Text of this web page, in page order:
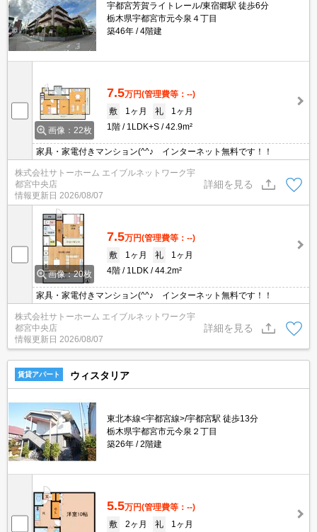
宇都宮芳賀ライトレール/東宿郷駅 徒歩6分
栃木県宇都宮市元今泉４丁目
築46年
4階建
画像：22枚
7.5万円(管理費等：--)
敷
1ヶ月 礼
1ヶ月
1階
1LDK+S 42.9m²
家具・家電付きマンション(^^♪ インターネット無料です！！
株式会社サトーホーム エイブルネットワーク宇
都宮中央店
情報更新日 2026/08/07
詳細を見る
画像：20枚
7.5万円(管理費等：--)
敷
1ヶ月 礼
1ヶ月
4階
1LDK 44.2m²
家具・家電付きマンション(^^♪ インターネット無料です！！
株式会社サトーホーム エイブルネットワーク宇
都宮中央店
情報更新日 2026/08/07
詳細を見る
賃貸アパート ウィスタリア
東北本線<宇都宮線>/宇都宮駅 徒歩13分
栃木県宇都宮市元今泉２丁目
築26年
2階建
5.5万円(管理費等：--)
敷
2ヶ月 礼
1ヶ月